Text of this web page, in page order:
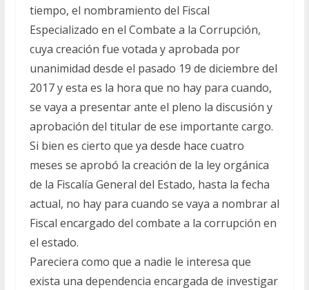
tiempo, el nombramiento del Fiscal
Especializado en el Combate a la Corrupción,
cuya creación fue votada y aprobada por
unanimidad desde el pasado 19 de diciembre del
2017 y esta es la hora que no hay para cuando,
se vaya a presentar ante el pleno la discusión y
aprobación del titular de ese importante cargo.
Si bien es cierto que ya desde hace cuatro
meses se aprobó la creación de la ley orgánica
de la Fiscalía General del Estado, hasta la fecha
actual, no hay para cuando se vaya a nombrar al
Fiscal encargado del combate a la corrupción en
el estado.
Pareciera como que a nadie le interesa que
exista una dependencia encargada de investigar